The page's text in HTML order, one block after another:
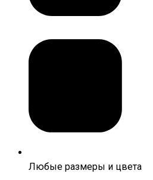
Любые размеры и цвета